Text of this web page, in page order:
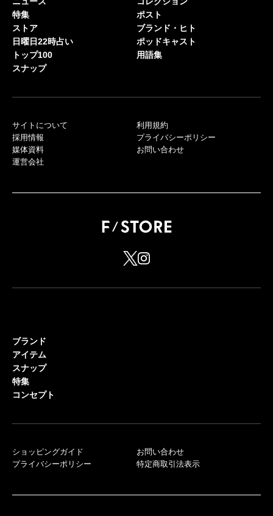
特集
ストア
日曜日22時占い
トップ100
スナップ
ポスト
ブランド・ヒト
ポッドキャスト
用語集
サイトについて
採用情報
媒体資料
運営会社
利用規約
プライバシーポリシー
お問い合わせ
ブランド
アイテム
スナップ
特集
コンセプト
ショッピングガイド
プライバシーポリシー
お問い合わせ
特定商取引法表示